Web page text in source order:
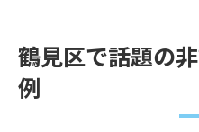
鶴見区で話題の
例